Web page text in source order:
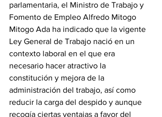
parlamentaria, el Ministro de Trabajo y
Fomento de Empleo Alfredo Mitogo
Mitogo Ada ha indicado que la vigente
Ley General de Trabajo nació en un
contexto laboral en el que era
necesario hacer atractivo la
constitución y mejora de la
administración del trabajo, así como
reducir la carga del despido y aunque
recogía ciertas ventajas a favor del